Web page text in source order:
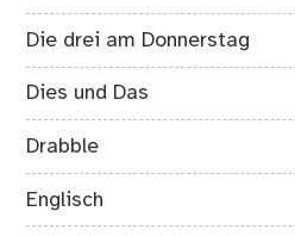
Die drei am Donnerstag
Dies und Das
Drabble
Englisch